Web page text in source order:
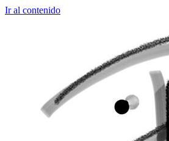
Ir al contenido